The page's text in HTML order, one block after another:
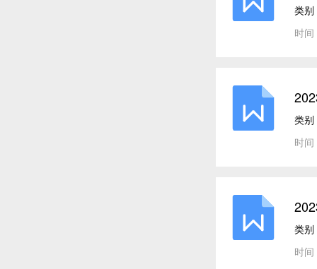
类别
时
类别
时
类别
时